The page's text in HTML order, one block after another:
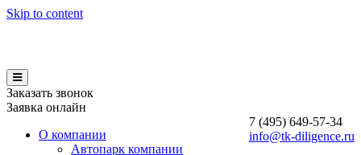
Skip to content
Заказать звонок
Заявка онлайн
7 (495) 649-57-34
info@tk-diligence.ru
О компании
Автопарк компании